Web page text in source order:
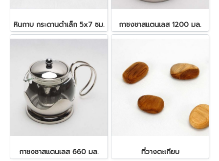
หินกาบ กระดานดำเล็ก 5x7 ซม. กาชงชาสแตนเลส 1200 มล.
กาชงชาสแตนเลส 660 มล. ที่วางตะเกียบ